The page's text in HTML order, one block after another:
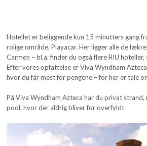
Hotellet er beliggende kun 15 minutters gang
rolige område, Playacar. Her ligger alle de
Carmen – bl.a. finder du også flere RIU hoteller,
Efter vores opfattelse er Viva Wyndham
hvor du får mest for pengene – for her er tale
På Viva Wyndham Azteca har du privat
pool, hvor der aldrig bliver for overfyldt